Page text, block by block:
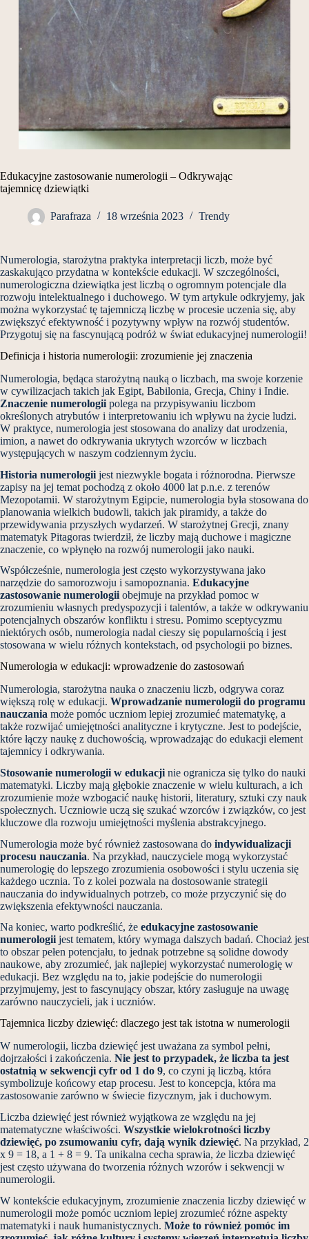
Edukacyjne zastosowanie numerologii – Odkrywając
tajemnicę dziewiątki
Parafraza 18 września 2023 Trendy
Numerologia, starożytna praktyka interpretacji liczb, może być
zaskakująco przydatna w kontekście edukacji. W szczególności,
numerologiczna dziewiątka jest liczbą o ogromnym potencjale dla
rozwoju intelektualnego i duchowego. W tym artykule odkryjemy, jak
można wykorzystać tę tajemniczą liczbę w procesie uczenia się, aby
zwiększyć efektywność i pozytywny wpływ na rozwój studentów.
Przygotuj się na fascynującą podróż w świat edukacyjnej numerologii!
Definicja i historia numerologii: zrozumienie jej znaczenia
Numerologia, będąca starożytną nauką o liczbach, ma swoje korzenie
w cywilizacjach takich jak Egipt, Babilonia, Grecja, Chiny i Indie.
Znaczenie numerologii polega na przypisywaniu liczbom
określonych atrybutów i interpretowaniu ich wpływu na życie ludzi.
W praktyce, numerologia jest stosowana do analizy dat urodzenia,
imion, a nawet do odkrywania ukrytych wzorców w liczbach
występujących w naszym codziennym życiu.
Historia numerologii jest niezwykle bogata i różnorodna. Pierwsze
zapisy na jej temat pochodzą z około 4000 lat p.n.e. z terenów
Mezopotamii. W starożytnym Egipcie, numerologia była stosowana do
planowania wielkich budowli, takich jak piramidy, a także do
przewidywania przyszłych wydarzeń. W starożytnej Grecji, znany
matematyk Pitagoras twierdził, że liczby mają duchowe i magiczne
znaczenie, co wpłynęło na rozwój numerologii jako nauki.
Współcześnie, numerologia jest często wykorzystywana jako
narzędzie do samorozwoju i samopoznania. Edukacyjne
zastosowanie numerologiiobejmuje na przykład pomoc w
zrozumieniu własnych predyspozycji i talentów, a także w odkrywaniu
potencjalnych obszarów konfliktu i stresu. Pomimo sceptycyzmu
niektórych osób, numerologia nadal cieszy się popularnością i jest
stosowana w wielu różnych kontekstach, od psychologii po biznes.
Numerologia w edukacji: wprowadzenie do zastosowań
Numerologia, starożytna nauka o znaczeniu liczb, odgrywa coraz
większą rolę w edukacji. Wprowadzanie numerologii do programu
nauczania może pomóc uczniom lepiej zrozumieć matematykę, a
także rozwijać umiejętności analityczne i krytyczne. Jest to podejście,
które łączy naukę z duchowością, wprowadzając do edukacji element
tajemnicy i odkrywania.
Stosowanie numerologii w edukacji nie ogranicza się tylko do nauki
matematyki. Liczby mają głębokie znaczenie w wielu kulturach, a ich
zrozumienie może wzbogacić naukę historii, literatury, sztuki czy nauk
społecznych. Uczniowie uczą się szukać wzorców i związków, co jest
kluczowe dla rozwoju umiejętności myślenia abstrakcyjnego.
Numerologia może być również zastosowana do indywidualizacji
procesu nauczania. Na przykład, nauczyciele mogą wykorzystać
numerologię do lepszego zrozumienia osobowości i stylu uczenia się
każdego ucznia. To z kolei pozwala na dostosowanie strategii
nauczania do indywidualnych potrzeb, co może przyczynić się do
zwiększenia efektywności nauczania.
Na koniec, warto podkreślić, że edukacyjne zastosowanie
numerologiijest tematem, który wymaga dalszych badań. Chociaż jest
to obszar pełen potencjału, to jednak potrzebne są solidne dowody
naukowe, aby zrozumieć, jak najlepiej wykorzystać numerologię w
edukacji. Bez względu na to, jakie podejście do numerologii
przyjmujemy, jest to fascynujący obszar, który zasługuje na uwagę
zarówno nauczycieli, jak i uczniów.
Tajemnica liczby dziewięć: dlaczego jest tak istotna w numerologii
W numerologii, liczba dziewięć jest uważana za symbol pełni,
dojrzałości i zakończenia. Nie jest to przypadek, że liczba ta jest
ostatnią w sekwencji cyfr od 1 do 9, co czyni ją liczbą, która
symbolizuje końcowy etap procesu. Jest to koncepcja, która ma
zastosowanie zarówno w świecie fizycznym, jak i duchowym.
Liczba dziewięć jest również wyjątkowa ze względu na jej
matematyczne właściwości. Wszystkie wielokrotności liczby
dziewięć, po zsumowaniu cyfr, dają wynik dziewięć. Na przykład, 2
x 9 = 18, a 1 + 8 = 9. Ta unikalna cecha sprawia, że liczba dziewięć
jest często używana do tworzenia różnych wzorów i sekwencji w
numerologii.
W kontekście edukacyjnym, zrozumienie znaczenia liczby dziewięć w
numerologii może pomóc uczniom lepiej zrozumieć różne aspekty
matematyki i nauk humanistycznych. Może to również pomóc im